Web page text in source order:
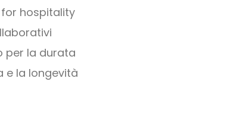
for hospitality
per la durata
e la longevità